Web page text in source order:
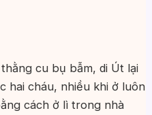
cu bụ bẫm, di Út lại
hai cháu, nhiều khi ở luôn
cách ở lì trong nhà